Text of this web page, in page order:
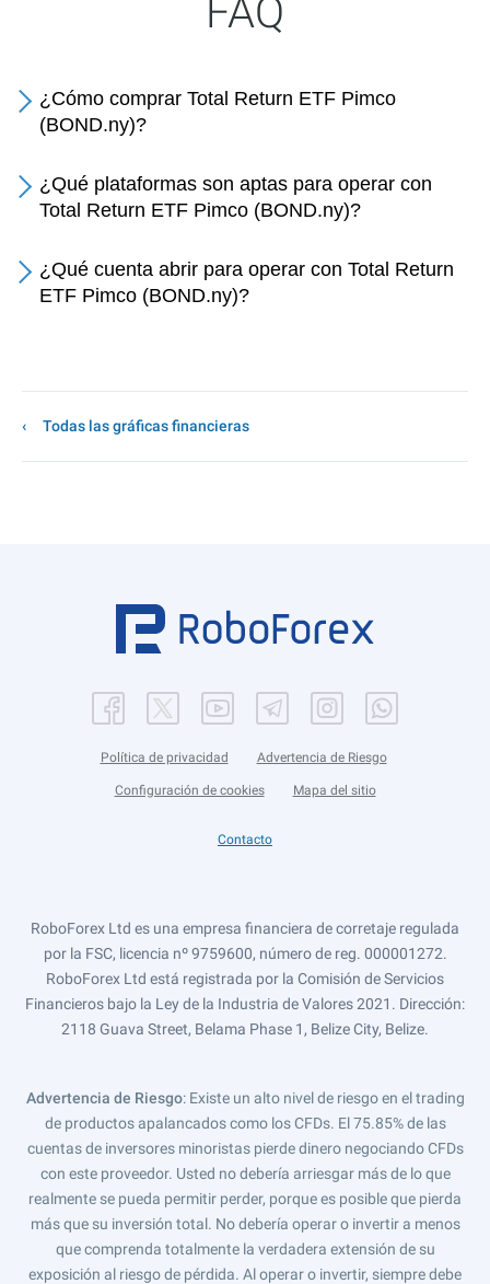
FAQ
¿Cómo comprar Total Return ETF Pimco
(BOND.ny)?
¿Qué plataformas son aptas para operar con
Total Return ETF Pimco (BOND.ny)?
¿Qué cuenta abrir para operar con Total Return
ETF Pimco (BOND.ny)?
Todas las gráficas financieras
Política de privacidad Advertencia de Riesgo
Configuración de cookies Mapa del sitio
Contacto
RoboForex Ltd es una empresa financiera de corretaje regulada
por la FSC, licencia nº 9759600, número de reg. 000001272.
RoboForex Ltd está registrada por la Comisión de Servicios
Financieros bajo la Ley de la Industria de Valores 2021. Dirección:
2118 Guava Street, Belama Phase 1, Belize City, Belize.
Advertencia de Riesgo: Existe un alto nivel de riesgo en el trading
de productos apalancados como los CFDs. El 75.85% de las
cuentas de inversores minoristas pierde dinero negociando CFDs
con este proveedor. Usted no debería arriesgar más de lo que
realmente se pueda permitir perder, porque es posible que pierda
más que su inversión total. No debería operar o invertir a menos
que comprenda totalmente la verdadera extensión de su
exposición al riesgo de pérdida. Al operar o invertir, siempre debe